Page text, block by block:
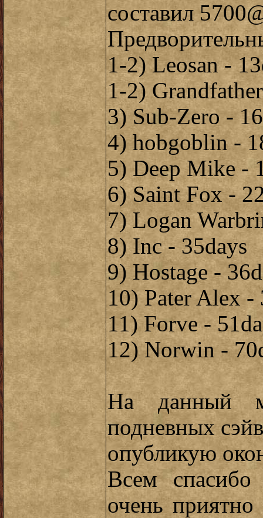
составил
1-2) Leosan -
1-2)
3) Sub-Zero -
4) hobgoblin -
5) Deep Mike -
6) Saint Fox -
7) Logan
8) Inc - 35days
9) Hostage -
10) Pater Alex -
11) Forve -
12) Norwin -
На данный
подневных
опубликую
Всем
очень